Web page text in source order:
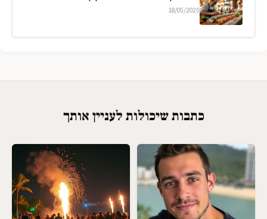
18/05/2025
כתבות שיכולות לעניין אותך